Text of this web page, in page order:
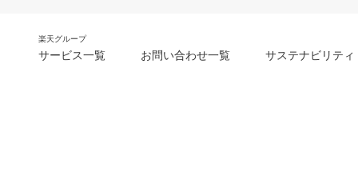
楽天グループ
サービス一覧 お問い合わせ一覧 サステナビリティ